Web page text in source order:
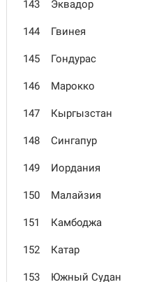
143 Эквадор
144 Гвинея
145 Гондурас
146 Марокко
147 Кыргыз­стан
148 Сингапур
149 Иордания
150 Малайзия
151 Камбоджа
152 Катар
153 Южный Судан